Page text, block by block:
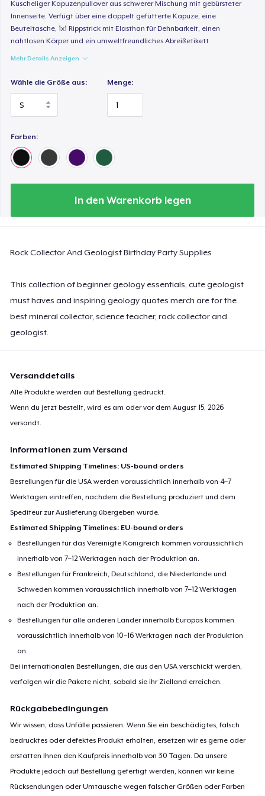
Kuscheliger Kapuzenpullover aus schwerer Mischung mit gebürsteter
Innenseite. Verfügt über eine doppelt gefütterte Kapuze, eine
Beuteltasche, 1x1 Rippstrick mit Elasthan für Dehnbarkeit, einen
nahtlosen Körper und ein umweltfreundliches Abreißetikett
Mehr Details Anzeigen
Wähle die Größe aus: Menge:
Farben:
In den Warenkorb legen
Rock Collector And Geologist Birthday Party Supplies
This collection of beginner geology essentials, cute geologist
must haves and inspiring geology quotes merch are for the
best mineral collector, science teacher, rock collector and
geologist.
Versanddetails
Alle Produkte werden auf Bestellung gedruckt.
Wenn du jetzt bestellt, wird es am oder vor demAugust 15, 2026
versandt.
Informationen zum Versand
Estimated Shipping Timelines: US-bound orders
Bestellungen für die USA werden voraussichtlich innerhalb von 4–7
Werktagen eintreffen, nachdem die Bestellung produziert und dem
Spediteur zur Auslieferung übergeben wurde.
Estimated Shipping Timelines: EU-bound orders
Bestellungen für das Vereinigte Königreich kommen voraussichtlich
innerhalb von 7–12 Werktagen nach der Produktion an.
Bestellungen für Frankreich, Deutschland, die Niederlande und
Schweden kommen voraussichtlich innerhalb von 7–12 Werktagen
nach der Produktion an.
Bestellungen für alle anderen Länder innerhalb Europas kommen
voraussichtlich innerhalb von 10–16 Werktagen nach der Produktion
an.
Bei internationalen Bestellungen, die aus den USA verschickt werden,
verfolgen wir die Pakete nicht, sobald sie ihr Zielland erreichen.
Rückgabebedingungen
Wir wissen, dass Unfälle passieren. Wenn Sie ein beschädigtes, falsch
bedrucktes oder defektes Produkt erhalten, ersetzen wir es gerne oder
erstatten Ihnen den Kaufpreis innerhalb von 30 Tagen. Da unsere
Produkte jedoch auf Bestellung gefertigt werden, können wir keine
Rücksendungen oder Umtausche wegen falscher Größen oder Farben
24,99 $
Classic Long Sleeve Tee